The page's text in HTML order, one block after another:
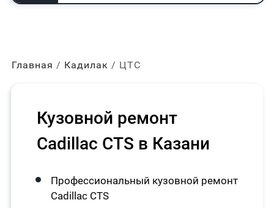
Главная Кадилак ЦТС
Кузовной ремонт
Cadillac CTS в Казани
Профессиональный кузовной ремонт
Cadillac CTS